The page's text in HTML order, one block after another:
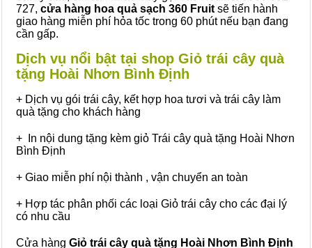
727, cửa hàng hoa quả sạch 360 Fruit sẽ tiến hành
giao hàng miễn phí hỏa tốc trong 60 phút nếu bạn đang
cần gấp.
Dịch vụ nổi bật tại shop Giỏ trái cây quà
tặng Hoài Nhơn Bình Định
+ Dịch vụ gói trái cây, kết hợp hoa tươi và trái cây làm
quà tặng cho khách hàng
+ In nội dung tặng kèm giỏ Trái cây quà tặng Hoài Nhơn
Bình Định
+ Giao miễn phí nội thành , vận chuyển an toàn
+ Hợp tác phân phối các loại Giỏ trái cây cho các đại lý
có nhu cầu
Cửa hàng Giỏ trái cây quà tặng Hoài Nhơn Bình Định